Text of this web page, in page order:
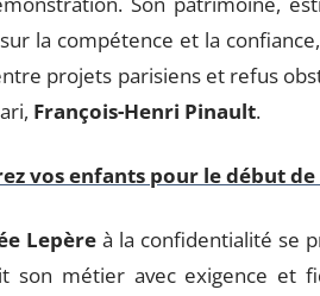
la compétence et la
projets parisiens et refus
François-Henri Pinault.
vos enfants pour le début
Lepère à la confidentialité se
son métier avec exigence et